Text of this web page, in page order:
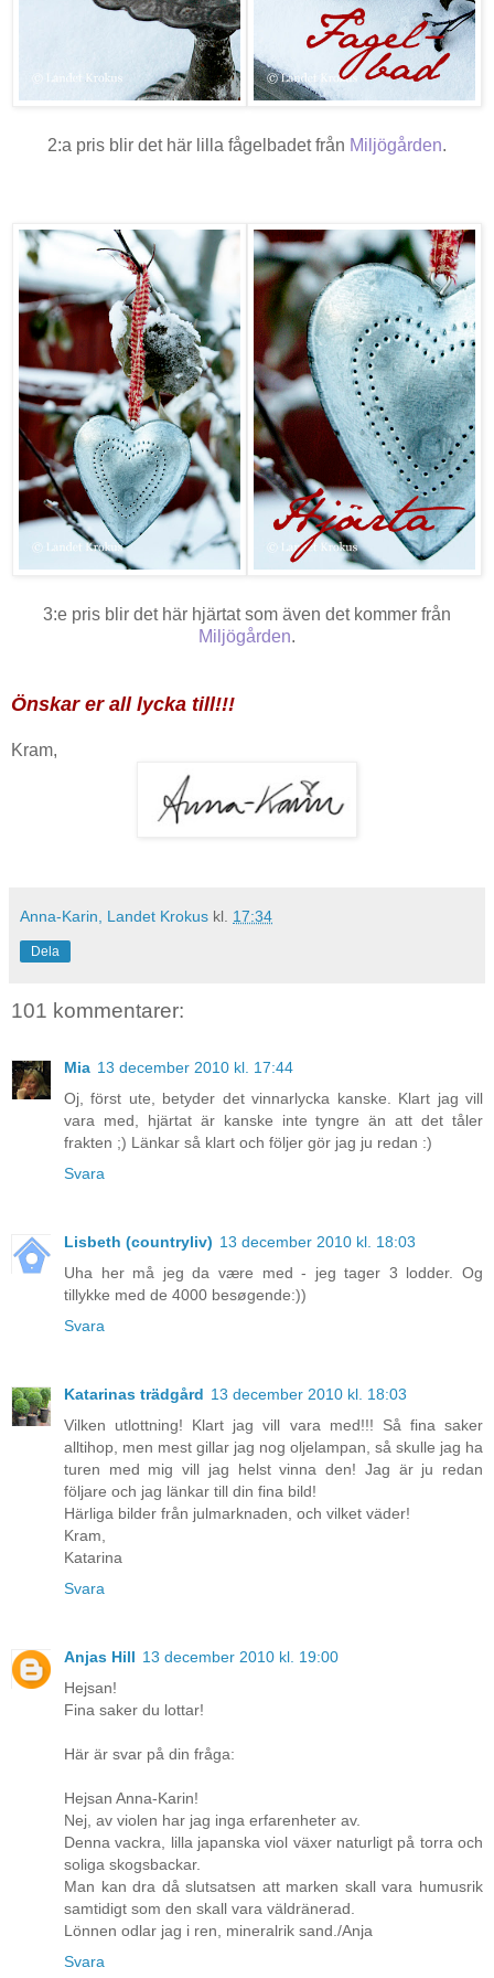
2:a pris blir det här lilla fågelbadet från Miljögården.
3:e pris blir det här hjärtat som även det kommer från
Miljögården.
Önskar er all lycka till!!!
Kram,
Anna-Karin, Landet Krokus kl. 17:34
Dela
101 kommentarer:
Mia 13 december 2010 kl. 17:44
Oj, först ute, betyder det vinnarlycka kanske. Klart jag vill
vara med, hjärtat är kanske inte tyngre än att det tåler
frakten ;) Länkar så klart och följer gör jag ju redan :)
Svara
Lisbeth (countryliv) 13 december 2010 kl. 18:03
Uha her må jeg da være med - jeg tager 3 lodder. Og
tillykke med de 4000 besøgende:))
Svara
Katarinas trädgård 13 december 2010 kl. 18:03
Vilken utlottning! Klart jag vill vara med!!! Så fina saker
alltihop, men mest gillar jag nog oljelampan, så skulle jag ha
turen med mig vill jag helst vinna den! Jag är ju redan
följare och jag länkar till din fina bild!
Härliga bilder från julmarknaden, och vilket väder!
Kram,
Katarina
Svara
Anjas Hill 13 december 2010 kl. 19:00
Hejsan!
Fina saker du lottar!
Här är svar på din fråga:
Hejsan Anna-Karin!
Nej, av violen har jag inga erfarenheter av.
Denna vackra, lilla japanska viol växer naturligt på torra och
soliga skogsbackar.
Man kan dra då slutsatsen att marken skall vara humusrik
samtidigt som den skall vara väldränerad.
Lönnen odlar jag i ren, mineralrik sand./Anja
Svara